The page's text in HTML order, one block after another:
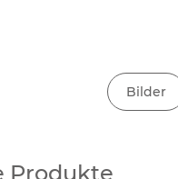
Bilder
Produkte